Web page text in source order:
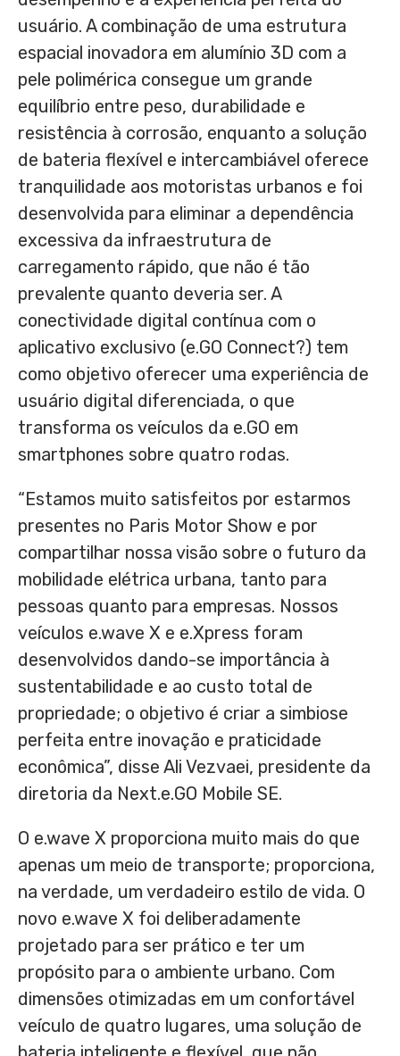
usuário. A combinação de uma estrutura
espacial inovadora em alumínio 3D com a
pele polimérica consegue um grande
equilíbrio entre peso, durabilidade e
resistência à corrosão, enquanto a solução
de bateria flexível e intercambiável oferece
tranquilidade aos motoristas urbanos e foi
desenvolvida para eliminar a dependência
excessiva da infraestrutura de
carregamento rápido, que não é tão
prevalente quanto deveria ser. A
conectividade digital contínua com o
aplicativo exclusivo (e.GO Connect?) tem
como objetivo oferecer uma experiência de
usuário digital diferenciada, o que
transforma os veículos da e.GO em
smartphones sobre quatro rodas.
“Estamos muito satisfeitos por estarmos
presentes no Paris Motor Show e por
compartilhar nossa visão sobre o futuro da
mobilidade elétrica urbana, tanto para
pessoas quanto para empresas. Nossos
veículos e.wave X e e.Xpress foram
desenvolvidos dando-se importância à
sustentabilidade e ao custo total de
propriedade; o objetivo é criar a simbiose
perfeita entre inovação e praticidade
econômica”, disse Ali Vezvaei, presidente da
diretoria da Next.e.GO Mobile SE.
O e.wave X proporciona muito mais do que
apenas um meio de transporte; proporciona,
na verdade, um verdadeiro estilo de vida. O
novo e.wave X foi deliberadamente
projetado para ser prático e ter um
propósito para o ambiente urbano. Com
dimensões otimizadas em um confortável
veículo de quatro lugares, uma solução de